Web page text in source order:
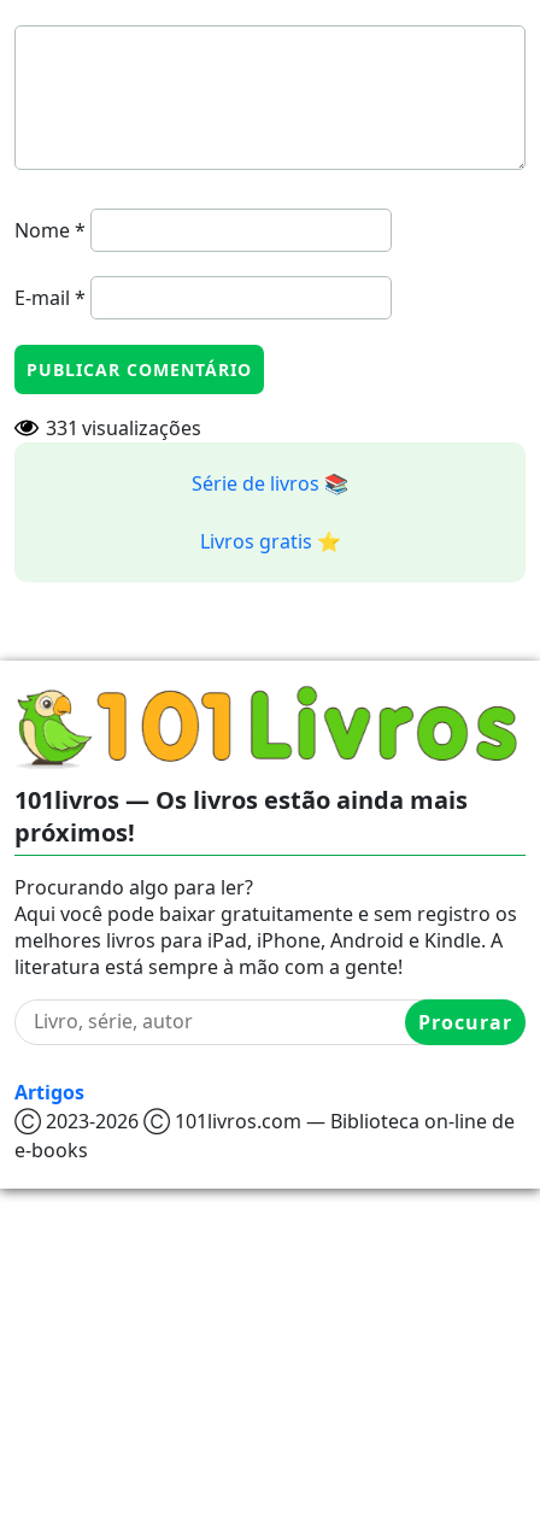
Nome*
E-mail *
331 visualizações
Série de livros 📚
Livros gratis ⭐️
101livros — Os livros estão ainda mais
próximos!
Procurando algo para ler?
Aqui você pode baixar gratuitamente e sem registro os
melhores livros para iPad, iPhone, Android e Kindle. A
literatura está sempre à mão com a gente!
Procurar
Artigos
Ⓒ 2023-2026 Ⓒ 101livros.com — Biblioteca on-line de
e-books